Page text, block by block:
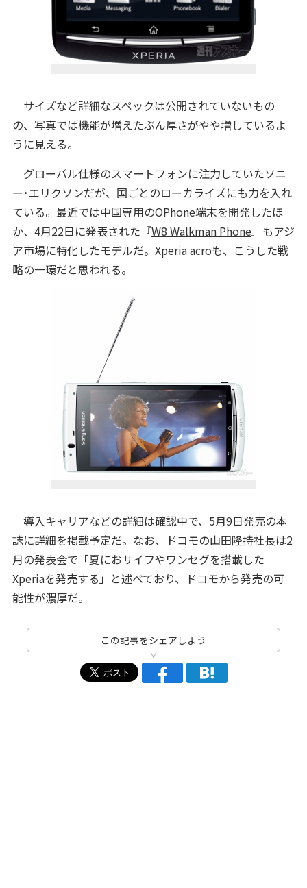
サイズなど詳細なスペックは公開されていないもの
の、写真では機能が増えたぶん厚さがやや増しているよ
うに見える。
グローバル仕様のスマートフォンに注力していたソニ
ー･エリクソンだが、国ごとのローカライズにも力を入れ
ている。最近では中国専用のOPhone端末を開発したほ
か、4月22日に発表された『W8 Walkman Phone』もアジ
ア市場に特化したモデルだ。Xperia acroも、こうした戦
略の一環だと思われる。
導入キャリアなどの詳細は確認中で、5月9日発売の本
誌に詳細を掲載予定だ。なお、ドコモの山田隆持社長は2
月の発表会で「夏におサイフやワンセグを搭載した
Xperiaを発売する」と述べており、ドコモから発売の可
能性が濃厚だ。
この記事をシェアしよう